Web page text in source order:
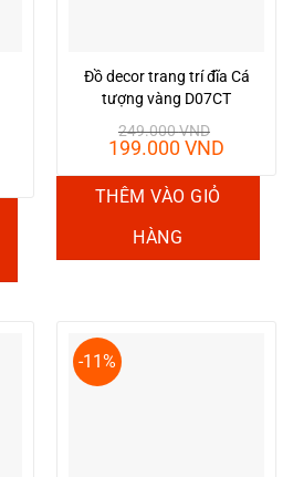
Đồ decor trang trí đĩa Cá
tượng vàng D07CT
249.000VND
Giá
là:
249.000 VND.
199.000VND
THÊM VÀO GIỎ
HÀNG
-11%